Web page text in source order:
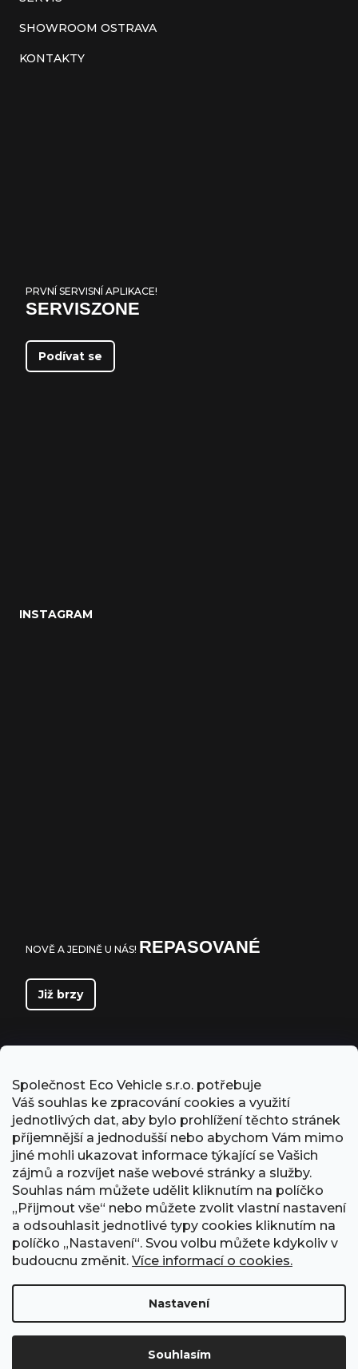
Společnost Eco Vehicle s.r.o. potřebuje
Váš souhlas ke zpracování cookies a využití
jednotlivých dat, aby bylo prohlížení těchto stránek
příjemnější a jednodušší nebo abychom Vám mimo
jiné mohli ukazovat informace týkající se Vašich
zájmů a rozvíjet naše webové stránky a služby.
Souhlas nám můžete udělit kliknutím na políčko
„Přijmout vše“ nebo můžete zvolit vlastní nastavení
a odsouhlasit jednotlivé typy cookies kliknutím na
políčko „Nastavení“. Svou volbu můžete kdykoliv v
budoucnu změnit. Více informací o cookies.
Nastavení
Souhlasím
SHOWROOM OSTRAVA
KONTAKTY
PRVNÍ SERVISNÍ APLIKACE!
SERVISZONE
Podívat se
INSTAGRAM
NOVĚ A JEDINĚ U NÁS! REPASOVANÉ
Již brzy
PŘIJÍMÁME ONLINE PLATBY
Vytvořil Shoptet